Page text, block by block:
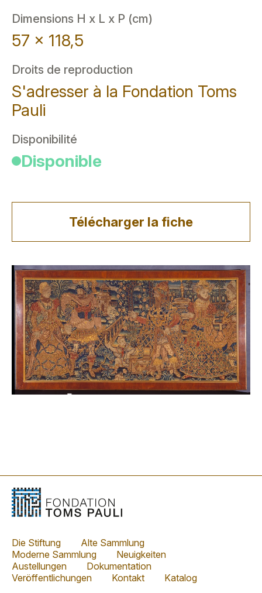
Dimensions H x L x P (cm)
57 x 118,5
Droits de reproduction
S'adresser à la Fondation Toms
Pauli
Disponibilité
Disponible
Télécharger la fiche
Die Stiftung
Alte Sammlung
Moderne Sammlung
Neuigkeiten
Austellungen
Dokumentation
Veröffentlichungen
Kontakt Katalog